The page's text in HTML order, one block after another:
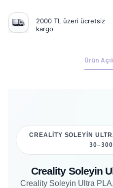
2000 TL üzeri ücretsiz
kargo
Ürün
CREALITY SOLEYIN
Creality Soleyin
Creality Soleyin Ultra